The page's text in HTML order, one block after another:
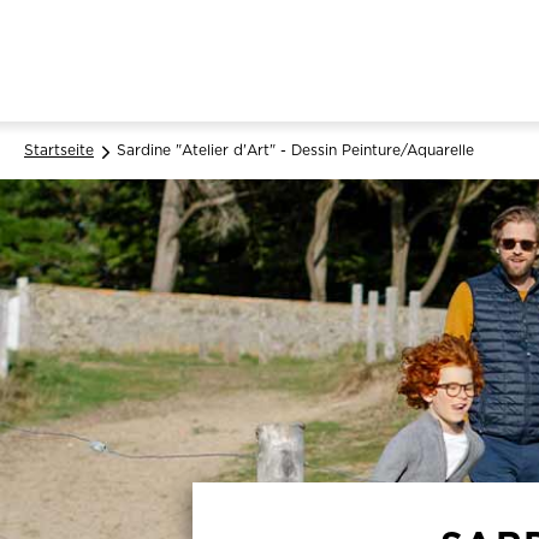
Startseite Sardine "Atelier d'Art" - Dessin Peinture/Aquarelle